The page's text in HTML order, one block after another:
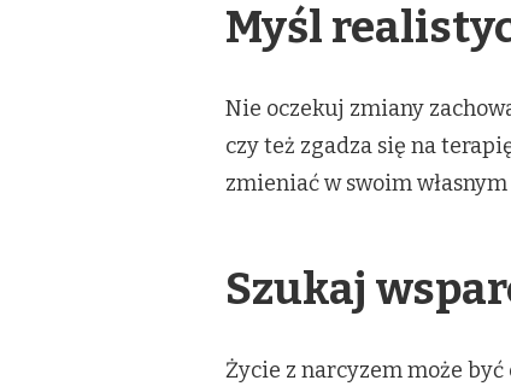
Myśl
Nie oczekuj zmiany
czy też zgadza się na
zmieniać w swoim
Szukaj
Życie z narcyzem może